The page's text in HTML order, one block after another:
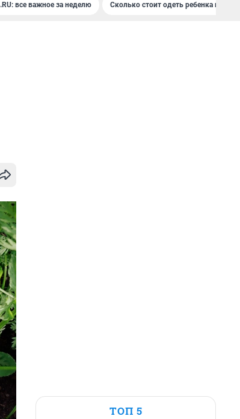
все важное за неделю Сколько стоит одеть ребенка на
ТОП 5